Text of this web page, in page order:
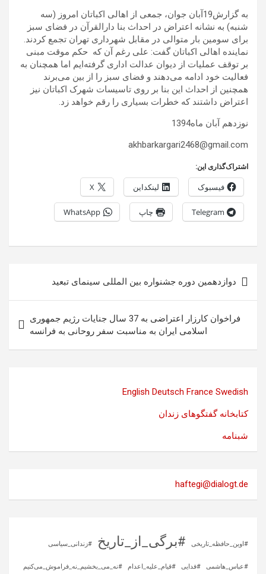
به گزارش19آبان جوان، جمعی از اهالی اکباتان امروز (سه
شنبه) به نشانه اعتراض در احداث بنا دارالقرآن در فضای سبز
برای سومین بار متوالی در مقابل شهرداری تهران تجمع کردند.
نماینده اهالی اکباتان گفت: علی رغم آن که حکم موقت مبنی
بر توقف عملیات از دیوان عدالت اداری گرفته‌ایم اما همچنان به
فعالیت خود ادامه می‌دهند و فضای سبز را از بین می‌برند
همچنین از احداث این بنا بر روی تاسیسات شهرک اکباتان نیز
اعتراض داشتند که خطرات بسیاری را رقم خواهد زد.
نوزدهم آبان ماه1394
akhbarkargari2468@gmail.com
اشتراک‌گذاری این:
فیسبوک لینکداین X
Telegram چاپ WhatsApp
نوشته
دوازدهمین دوره جشنواره بین المللی سینمای تبعید
فراخوان کارزار اعتراضی به 37 سال جنایات رژیم جمهوری
اسلامی ایران به مناسبت سفر روحانی به فرانسه
English Deutsch France Swedish
کتابخانه گفتگوهای زندان
شبنامه
haftegi@dialogt.de
#اوین_حافظه_تاریخی #برگی_از_تاریخ #زندانی_سیاسی
#عباس_هاشمی #فدایی #قیام_علیه_اعدام #نه_می_بخشیم_نه_فراموش_می‌کنیم